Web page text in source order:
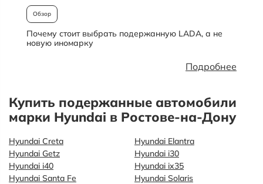
Обзор
Почему стоит выбрать подержанную LADA, а не
новую иномарку
Подробнее
Купить подержанные автомобили
марки Hyundai в Ростове-на-Дону
Hyundai Creta
Hyundai Elantra
Hyundai Getz
Hyundai i30
Hyundai i40
Hyundai ix35
Hyundai Santa Fe
Hyundai Solaris